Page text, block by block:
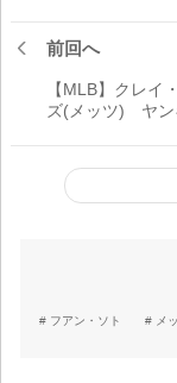
前回へ
【MLB】クレイ
ズ(メッツ) ヤン
エースへ、大転
フアン・ソト メ